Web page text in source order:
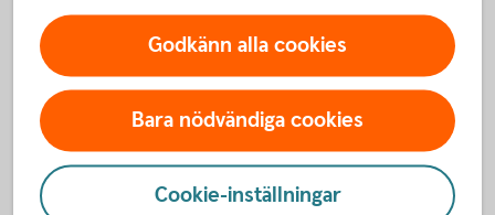
Ränteplaceringar
Bostadsobligationer
Godkänn alla cookies
Bara nödvändiga cookies
Cookie-inställningar